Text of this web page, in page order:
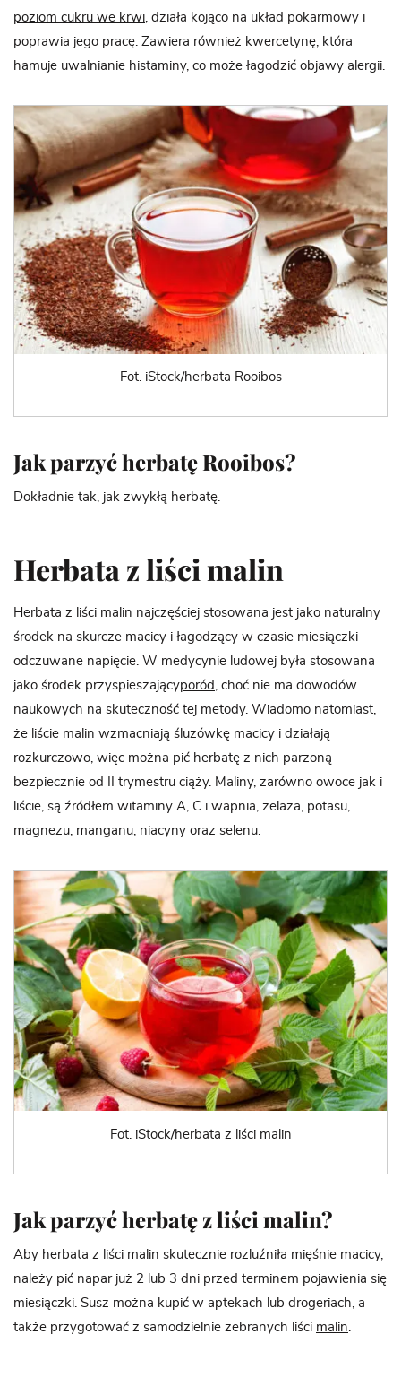
poziom cukru we krwi , działa kojąco na układ pokarmowy i
poprawia jego pracę. Zawiera również kwercetynę, która
hamuje uwalnianie histaminy, co może łagodzić objawy alergii.
Fot. iStock/herbata Rooibos
Jak parzyć herbatę Rooibos?
Dokładnie tak, jak zwykłą herbatę.
Herbata z liści malin
Herbata z liści malin najczęściej stosowana jest jako naturalny
środek na skurcze macicy i łagodzący w czasie miesiączki
odczuwane napięcie. W medycynie ludowej była stosowana
jako środek przyspieszającyporód , choć nie ma dowodów
naukowych na skuteczność tej metody. Wiadomo natomiast,
że liście malin wzmacniają śluzówkę macicy i działają
rozkurczowo, więc można pić herbatę z nich parzoną
bezpiecznie od II trymestru ciąży. Maliny, zarówno owoce jak i
liście, są źródłem witaminy A, C i wapnia, żelaza, potasu,
magnezu, manganu, niacyny oraz selenu.
Fot. iStock/herbata z liści malin
Jak parzyć herbatę z liści malin?
Aby herbata z liści malin skutecznie rozluźniła mięśnie macicy,
należy pić napar już 2 lub 3 dni przed terminem pojawienia się
miesiączki. Susz można kupić w aptekach lub drogeriach, a
także przygotować z samodzielnie zebranych liści malin